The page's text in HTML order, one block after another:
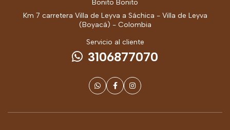
Bonito Bonito
Km 7 carretera Villa de Leyva a Sáchica - Villa de Leyva
(Boyacá) - Colombia
Servicio al cliente
3106877070